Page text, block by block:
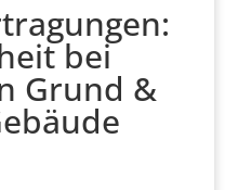
bei
Grund &